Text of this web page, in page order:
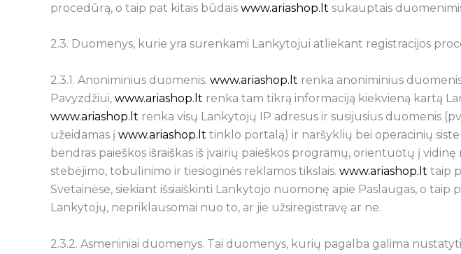
procedūrą, o taip pat kitais būdais www.ariashop.lt sukauptais
2.3. Duomenys, kurie yra surenkami Lankytojui atliekant registracijos
2.3.1. Anoniminius duomenis. www.ariashop.lt renka anoniminius
Pavyzdžiui, www.ariashop.lt renka tam tikrą informaciją kiekvieną kartą
www.ariashop.lt renka visų Lankytojų IP adresus ir susijusius duomenis
užeidamas į www.ariashop.lt tinklo portalą) ir naršyklių bei operacinių
bendras paieškos išraiškas iš įvairių paieškos programų, orientuotų į vidinę
stebėjimo, tobulinimo ir tiesioginės reklamos tikslais. www.ariashop.lt taip
Svetainėse, siekiant išsiaiškinti Lankytojo nuomonę apie Paslaugas, o taip
Lankytojų, nepriklausomai nuo to, ar jie užsiregistravę ar ne.
2.3.2. Asmeniniai duomenys. Tai duomenys, kurių pagalba galima